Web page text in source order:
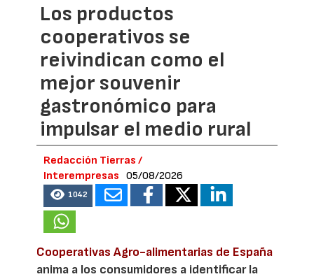
Los productos
cooperativos se
reivindican como el
mejor souvenir
gastronómico para
impulsar el medio rural
Redacción Tierras /
Interempresas
05/08/2026
1042
Cooperativas Agro-alimentarias de España
anima a los consumidores a identificar la